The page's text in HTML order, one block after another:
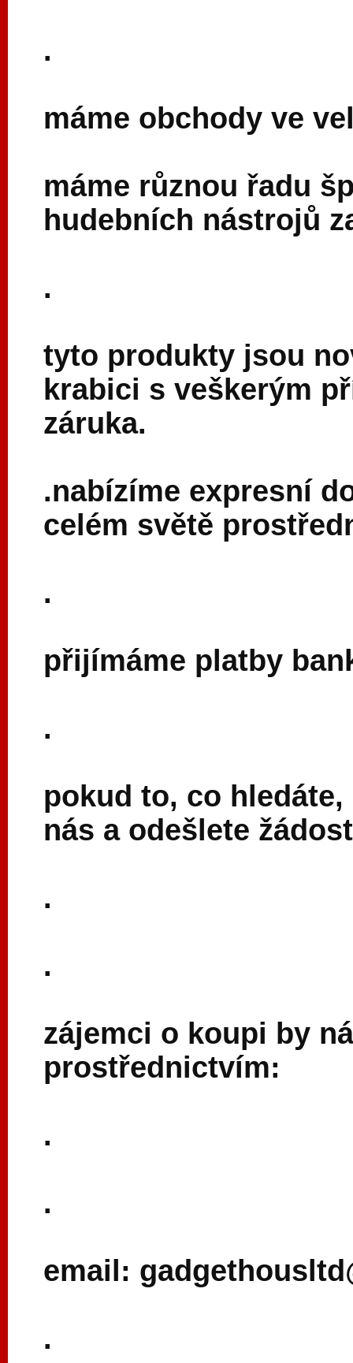
.
máme obchody ve
máme různou řadu
hudebních nástrojů
.
tyto produkty jsou
krabici s veškerým
záruka.
.nabízíme expresní
celém světě
.
přijímáme platby
.
pokud to, co
nás a odešlete
.
.
zájemci o koupi by
prostřednictvím:
.
.
email:
.